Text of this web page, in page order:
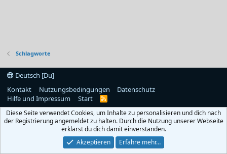
Schlagworte
Deutsch [Du]
Kontakt
Nutzungsbedingungen
Datenschutz
Hilfe und Impressum
Start
R
S
Diese Seite verwendet Cookies, um Inhalte zu personalisieren und dich nach
der Registrierung angemeldet zu halten. Durch die Nutzung unserer Webseite
erklärst du dich damit einverstanden.
Akzeptieren
Erfahre mehr…